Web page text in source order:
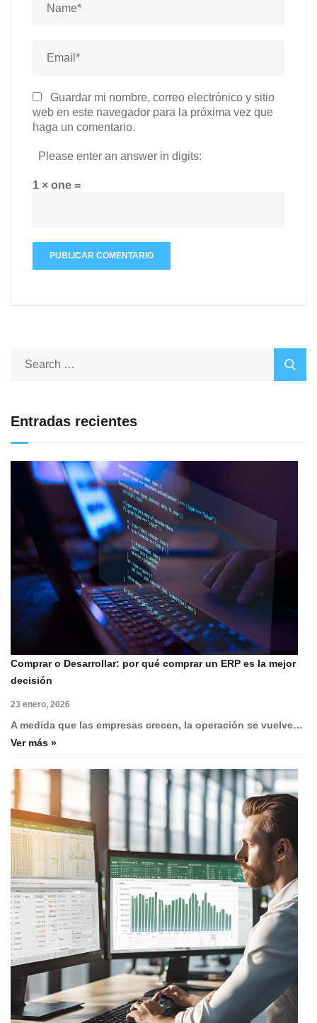
Guardar mi nombre, correo electrónico y sitio
web en este navegador para la próxima vez que
haga un comentario.
Please enter an answer in digits:
1 × one =
Entradas recientes
Comprar o Desarrollar: por qué comprar un ERP es la mejor
decisión
23 enero, 2026
A medida que las empresas crecen, la operación se vuelve…
Ver más »